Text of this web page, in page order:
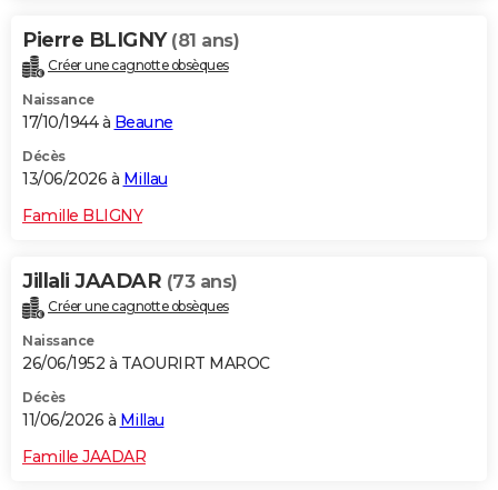
Pierre BLIGNY (81 ans)
Créer une cagnotte obsèques
Naissance
17/10/1944 à Beaune
Décès
13/06/2026 à Millau
Famille BLIGNY
Jillali JAADAR (73 ans)
Créer une cagnotte obsèques
Naissance
26/06/1952 à TAOURIRT MAROC
Décès
11/06/2026 à Millau
Famille JAADAR